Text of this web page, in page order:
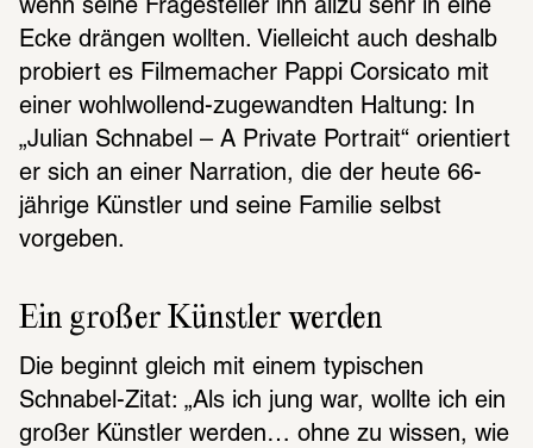
wenn seine Fragesteller ihn allzu sehr in eine
Ecke drängen wollten. Vielleicht auch deshalb
probiert es Filmemacher Pappi Corsicato mit
einer wohlwollend-zugewandten Haltung: In
„Julian Schnabel – A Private Portrait“ orientiert
er sich an einer Narration, die der heute 66-
jährige Künstler und seine Familie selbst
vorgeben.
Ein großer Künstler werden
Die beginnt gleich mit einem typischen
Schnabel-Zitat: „Als ich jung war, wollte ich ein
großer Künstler werden… ohne zu wissen, wie